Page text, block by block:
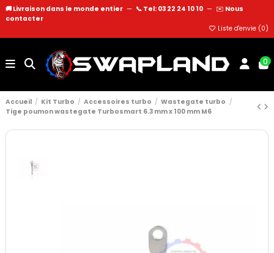
🚚 Livraison dans le monde entier — 📞 Tel: 03 22 24 10 10 — ✉️ Nous
contacter
Liste d'envie (0)
0
Accueil Kit Turbo Accessoires turbo
Wastegate turbo
Tige poumon wastegate Turbosmart 6.3 mm x 100 mm M6